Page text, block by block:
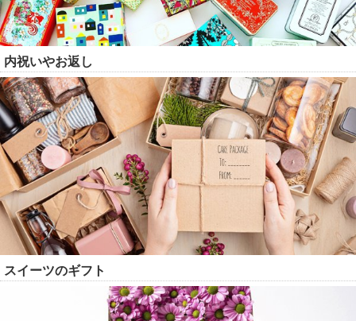
内祝いやお返し
スイーツのギフト